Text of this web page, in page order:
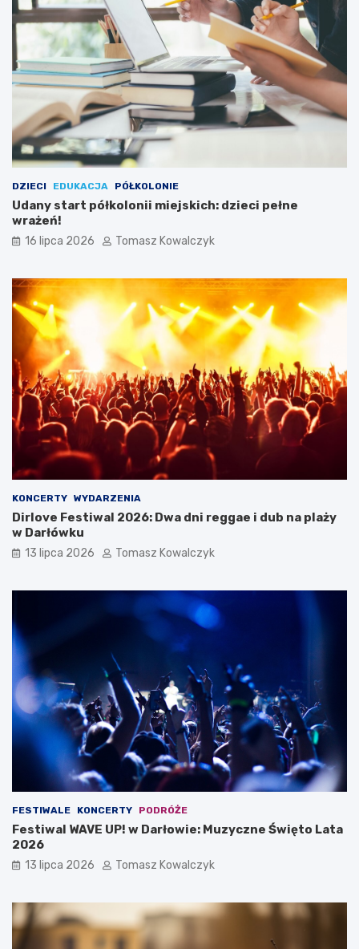
DZIECI EDUKACJA PÓŁKOLONIE
Udany start półkolonii miejskich: dzieci pełne
wrażeń!
16 lipca 2026 Tomasz Kowalczyk
KONCERTY WYDARZENIA
Dirlove Festiwal 2026: Dwa dni reggae i dub na plaży
w Darłówku
13 lipca 2026 Tomasz Kowalczyk
FESTIWALE KONCERTY PODRÓŻE
Festiwal WAVE UP! w Darłowie: Muzyczne Święto Lata
2026
13 lipca 2026 Tomasz Kowalczyk